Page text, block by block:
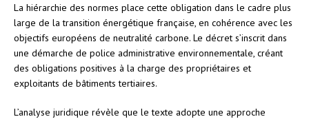
La hiérarchie des normes place cette obligation dans le cadre plus
large de la transition énergétique française, en cohérence avec les
objectifs européens de neutralité carbone. Le décret s’inscrit dans
une démarche de police administrative environnementale, créant
des obligations positives à la charge des propriétaires et
exploitants de bâtiments tertiaires.
L’analyse juridique révèle que le texte adopte une approche